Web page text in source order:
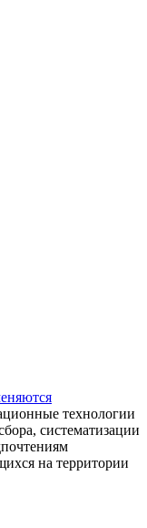
технологии
систематизации
на территории